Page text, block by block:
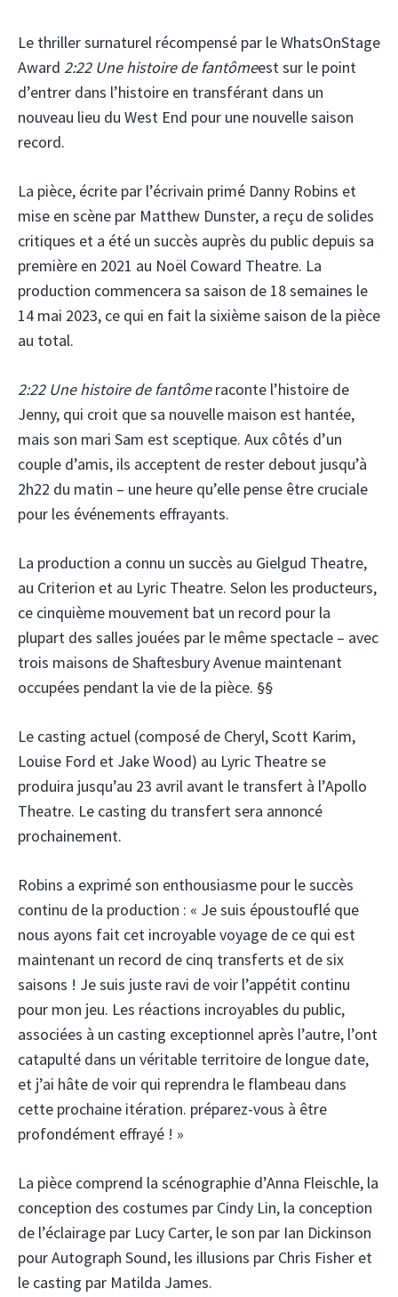
Le thriller surnaturel récompensé par le WhatsOnStage
Award 2:22 Une histoire de fantômeest sur le point
d’entrer dans l’histoire en transférant dans un
nouveau lieu du West End pour une nouvelle saison
record.
La pièce, écrite par l’écrivain primé Danny Robins et
mise en scène par Matthew Dunster, a reçu de solides
critiques et a été un succès auprès du public depuis sa
première en 2021 au Noël Coward Theatre. La
production commencera sa saison de 18 semaines le
14 mai 2023, ce qui en fait la sixième saison de la pièce
au total.
2:22 Une histoire de fantômeraconte l’histoire de
Jenny, qui croit que sa nouvelle maison est hantée,
mais son mari Sam est sceptique. Aux côtés d’un
couple d’amis, ils acceptent de rester debout jusqu’à
2h22 du matin – une heure qu’elle pense être cruciale
pour les événements effrayants.
La production a connu un succès au Gielgud Theatre,
au Criterion et au Lyric Theatre. Selon les producteurs,
ce cinquième mouvement bat un record pour la
plupart des salles jouées par le même spectacle – avec
trois maisons de Shaftesbury Avenue maintenant
occupées pendant la vie de la pièce. §§
Le casting actuel (composé de Cheryl, Scott Karim,
Louise Ford et Jake Wood) au Lyric Theatre se
produira jusqu’au 23 avril avant le transfert à l’Apollo
Theatre. Le casting du transfert sera annoncé
prochainement.
Robins a exprimé son enthousiasme pour le succès
continu de la production : « Je suis époustouflé que
nous ayons fait cet incroyable voyage de ce qui est
maintenant un record de cinq transferts et de six
saisons ! Je suis juste ravi de voir l’appétit continu
pour mon jeu. Les réactions incroyables du public,
associées à un casting exceptionnel après l’autre, l’ont
catapulté dans un véritable territoire de longue date,
et j’ai hâte de voir qui reprendra le flambeau dans
cette prochaine itération. préparez-vous à être
profondément effrayé ! »
La pièce comprend la scénographie d’Anna Fleischle, la
conception des costumes par Cindy Lin, la conception
de l’éclairage par Lucy Carter, le son par Ian Dickinson
pour Autograph Sound, les illusions par Chris Fisher et
le casting par Matilda James.